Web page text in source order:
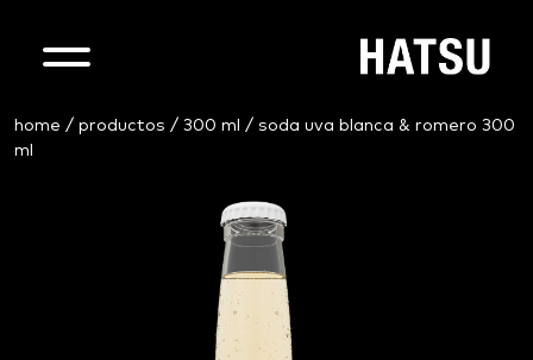
home / productos / 300 ml / soda uva blanca & romero 300
ml